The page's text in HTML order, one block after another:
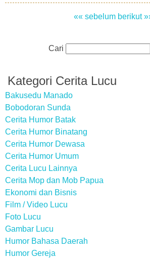
«« sebelum berikut
Cari
Kategori Cerita Lucu
Bakusedu Manado
Bobodoran Sunda
Cerita Humor Batak
Cerita Humor Binatang
Cerita Humor Dewasa
Cerita Humor Umum
Cerita Lucu Lainnya
Cerita Mop dan Mob Papua
Ekonomi dan Bisnis
Film / Video Lucu
Foto Lucu
Gambar Lucu
Humor Bahasa Daerah
Humor Gereja